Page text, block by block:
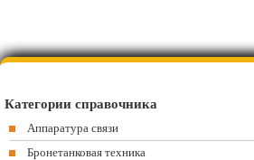
Категории справочника
Аппаратура связи
Бронетанковая техника